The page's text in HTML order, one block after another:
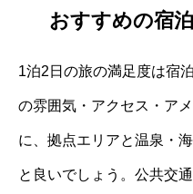
おすすめの宿
1泊2日の旅の満足度は宿
の雰囲気・アクセス・ア
に、拠点エリアと温泉・
と良いでしょう。公共交